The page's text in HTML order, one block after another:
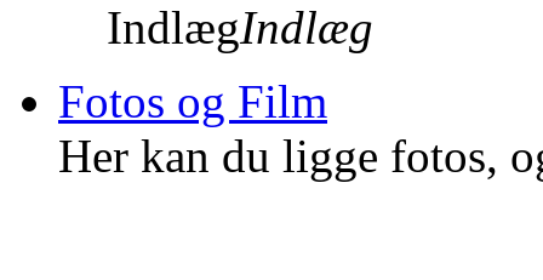
IndlægIndlæg
Fotos og Film
Her kan du ligge fotos,